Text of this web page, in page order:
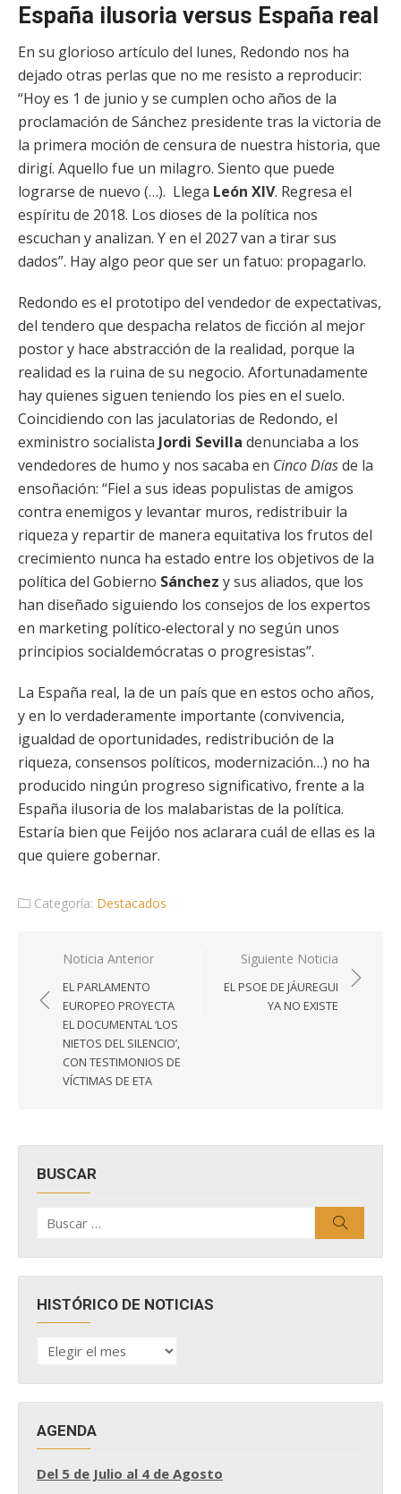
España ilusoria versus España real
En su glorioso artículo del lunes, Redondo nos ha
dejado otras perlas que no me resisto a reproducir:
“Hoy es 1 de junio y se cumplen ocho años de la
proclamación de Sánchez presidente tras la victoria de
la primera moción de censura de nuestra historia, que
dirigí. Aquello fue un milagro. Siento que puede
lograrse de nuevo (…). Llega León XIV. Regresa el
espíritu de 2018. Los dioses de la política nos
escuchan y analizan. Y en el 2027 van a tirar sus
dados”. Hay algo peor que ser un fatuo: propagarlo.
Redondo es el prototipo del vendedor de expectativas,
del tendero que despacha relatos de ficción al mejor
postor y hace abstracción de la realidad, porque la
realidad es la ruina de su negocio. Afortunadamente
hay quienes siguen teniendo los pies en el suelo.
Coincidiendo con las jaculatorias de Redondo, el
exministro socialista Jordi Sevilla denunciaba a los
vendedores de humo y nos sacaba en Cinco Díasde la
ensoñación: “Fiel a sus ideas populistas de amigos
contra enemigos y levantar muros, redistribuir la
riqueza y repartir de manera equitativa los frutos del
crecimiento nunca ha estado entre los objetivos de la
política del Gobierno Sánchez y sus aliados, que los
han diseñado siguiendo los consejos de los expertos
en marketing político‑electoral y no según unos
principios socialdemócratas o progresistas”.
La España real, la de un país que en estos ocho años,
y en lo verdaderamente importante (convivencia,
igualdad de oportunidades, redistribución de la
riqueza, consensos políticos, modernización…) no ha
producido ningún progreso significativo, frente a la
España ilusoria de los malabaristas de la política.
Estaría bien que Feijóo nos aclarara cuál de ellas es la
que quiere gobernar.
Categoría: Destacados
Navegación
entradas
Noticia Anterior
EL PARLAMENTO
EUROPEO PROYECTA
EL DOCUMENTAL ‘LOS
NIETOS DEL SILENCIO’,
CON TESTIMONIOS DE
VÍCTIMAS DE ETA
Siguiente Noticia
EL PSOE DE JÁUREGUI
YA NO EXISTE
BUSCAR
por:
HISTÓRICO DE NOTICIAS
HISTÓRICO
DE
AGENDA
Del 5 de Julio al 4 de Agosto